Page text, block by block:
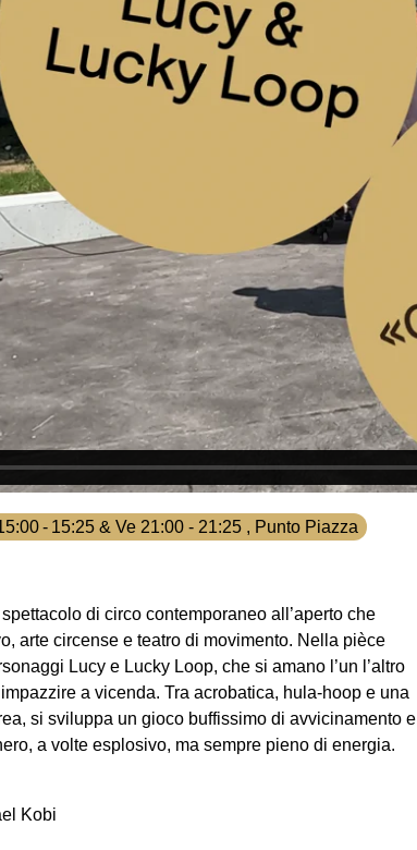
- 15:25 & Ve 21:00 - 21:25 , Punto Piazza
di circo contemporaneo all’aperto che
arte circense e teatro di movimento. Nella pièce
Lucy e Lucky Loop, che si amano l’un l’altro
a vicenda. Tra acrobatica, hula-hoop e una
si sviluppa un gioco buffissimo di avvicinamento e
a volte esplosivo, ma sempre pieno di energia.
Kobi